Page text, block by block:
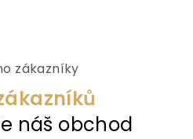
zákazníky
náš obchod